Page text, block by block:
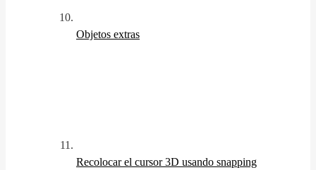
Objetos extras
Recolocar el cursor 3D usando snapping